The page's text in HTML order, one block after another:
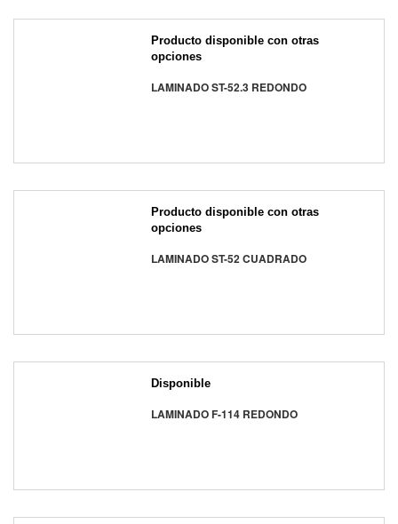
Producto disponible con otras
opciones
LAMINADO ST-52.3 REDONDO
Producto disponible con otras
opciones
LAMINADO ST-52 CUADRADO
Disponible
LAMINADO F-114 REDONDO